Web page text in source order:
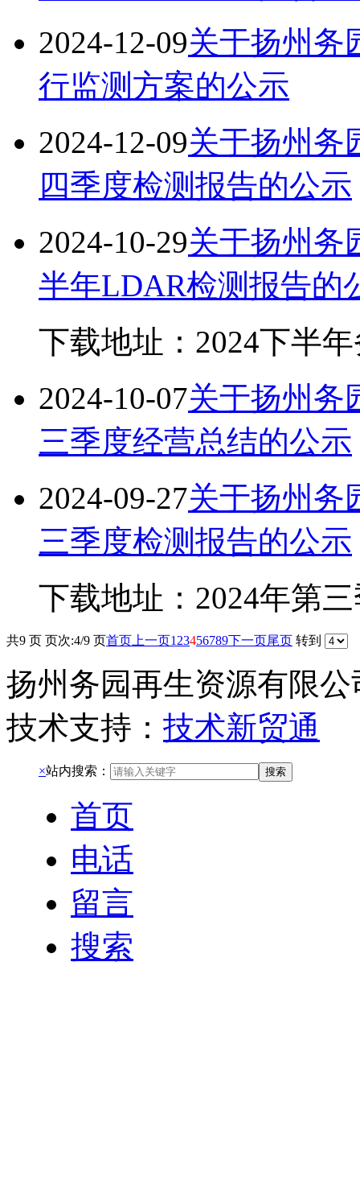
2024-12-09关于扬州务
行监测方案的公示
2024-12-09关于扬州务
四季度检测报告的公示
2024-10-29关于扬州务
半年LDAR检测报告的
下载地址：2024下半
2024-10-07关于扬州务
三季度经营总结的公示
2024-09-27关于扬州务
三季度检测报告的公示
下载地址：2024年第
共9 页 页次:4/9 页首页 上一页1 23456789下一页尾页 转到
扬州务园再生资源有限
技术支持： 技术新贸通
×站内搜索： 搜索
首页
电话
留言
搜索